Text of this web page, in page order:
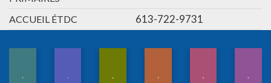
ACCUEIL ÉTDC 613-722-9731